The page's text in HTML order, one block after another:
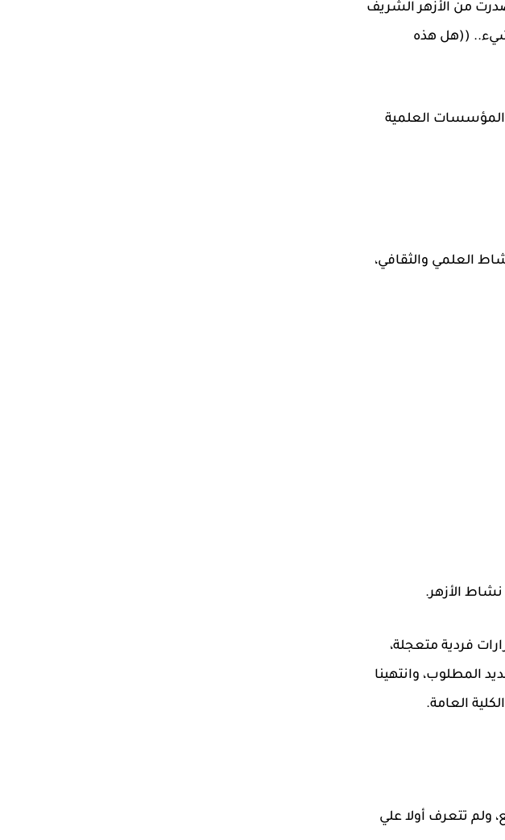
من الأزهر الشريف
شيء.. ((هل هذه
المؤسسات العلمية
العلمي والثقافي،
فردية متعجلة،
أبريل سنة ٢٠١٥، ناقشنا فيها التجديد المطلوب، وانتهينا
العامة.
ولم تتعرف أولا علي